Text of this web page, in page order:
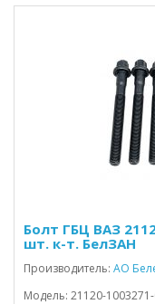
Болт ГБЦ ВАЗ
шт. к-т. БелЗАН
Производитель: АО
Модель: 21120-1003271-